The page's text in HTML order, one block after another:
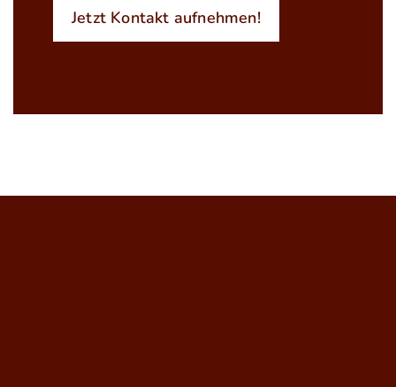
Jetzt Kontakt aufnehmen!